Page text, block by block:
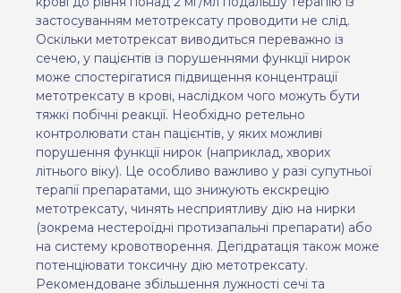
застосуванням метотрексату проводити не слід.
Оскільки метотрексат виводиться переважно із
сечею, у пацієнтів із порушеннями функції нирок
може спостерігатися підвищення концентрації
метотрексату в крові, наслідком чого можуть бути
тяжкі побічні реакції. Необхідно ретельно
контролювати стан пацієнтів, у яких можливі
порушення функції нирок (наприклад, хворих
літнього віку). Це особливо важливо у разі супутньої
терапії препаратами, що знижують екскрецію
метотрексату, чинять несприятливу дію на нирки
(зокрема нестероїдні протизапальні препарати) або
на систему кровотворення. Дегідратація також може
потенціювати токсичну дію метотрексату.
Рекомендоване збільшення лужності сечі та